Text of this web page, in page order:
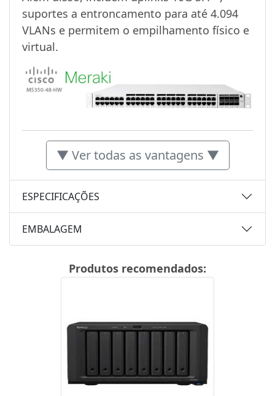
suportes a entroncamento para até 4.094
VLANs e permitem o empilhamento físico e
virtual.
▼ Ver todas as vantagens ▼
ESPECIFICAÇÕES
EMBALAGEM
Produtos recomendados: